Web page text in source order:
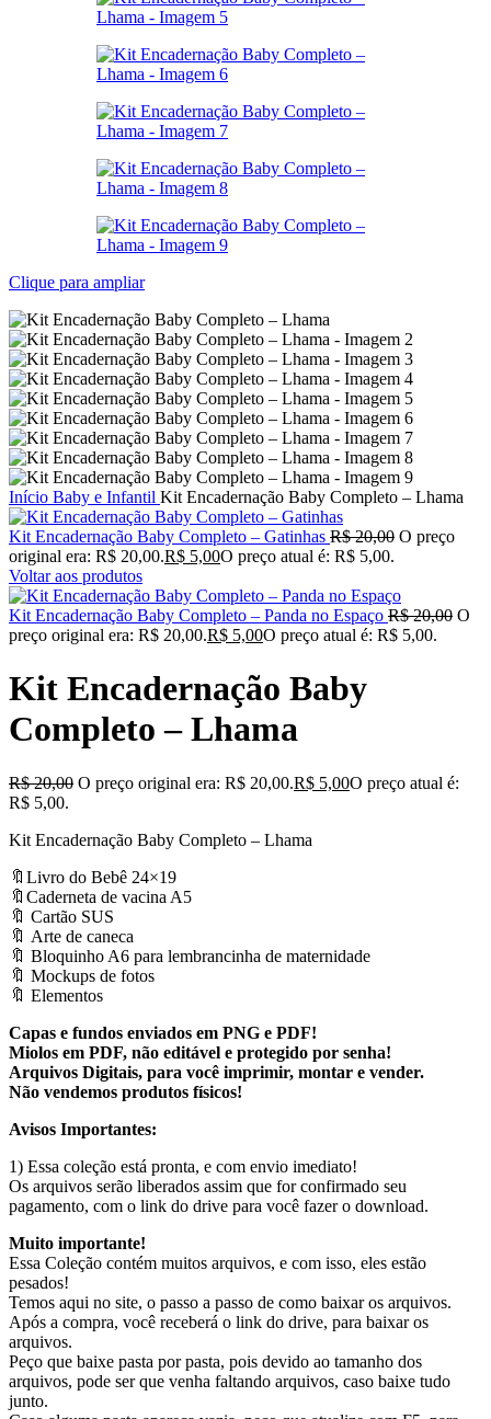
Clique para ampliar
Início Baby e Infantil Kit Encadernação Baby Completo – Lhama
Kit Encadernação Baby Completo – Gatinhas R$20,00 O preço
original era: R$ 20,00.R$ 5,00O preço atual é: R$ 5,00.
Voltar aos produtos
Kit Encadernação Baby Completo – Panda no Espaço R$20,00 O
preço original era: R$ 20,00.R$ 5,00O preço atual é: R$ 5,00.
Kit Encadernação Baby
Completo – Lhama
R$20,00 O preço original era: R$ 20,00.R$ 5,00O preço atual é:
R$ 5,00.
Kit Encadernação Baby Completo – Lhama
🔖Livro do Bebê 24×19
🔖Caderneta de vacina A5
🔖 Cartão SUS
🔖 Arte de caneca
🔖 Bloquinho A6 para lembrancinha de maternidade
🔖 Mockups de fotos
🔖 Elementos
Capas e fundos enviados em PNG e PDF!
Miolos em PDF, não editável e protegido por senha!
Arquivos Digitais, para você imprimir, montar e vender.
Não vendemos produtos físicos!
Avisos Importantes:
1) Essa coleção está pronta, e com envio imediato!
Os arquivos serão liberados assim que for confirmado seu
pagamento, com o link do drive para você fazer o download.
Muito importante!
Essa Coleção contém muitos arquivos, e com isso, eles estão
pesados!
Temos aqui no site, o passo a passo de como baixar os arquivos.
Após a compra, você receberá o link do drive, para baixar os
arquivos.
Peço que baixe pasta por pasta, pois devido ao tamanho dos
arquivos, pode ser que venha faltando arquivos, caso baixe tudo
junto.